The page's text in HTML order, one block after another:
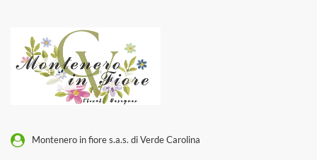
Montenero in fiore s.a.s. di Verde Carolina